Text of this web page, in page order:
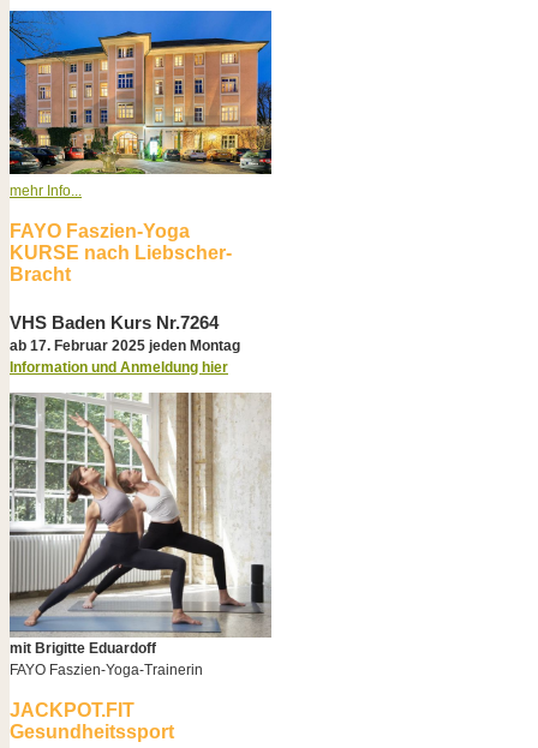
mehr Info...
FAYO Faszien-Yoga
KURSE nach Liebscher-
Bracht
VHS Baden Kurs Nr.7264
ab 17. Februar 2025 jeden Montag
Information und Anmeldung hier
mit Brigitte Eduardoff
FAYO Faszien-Yoga-Trainerin
JACKPOT.FIT
Gesundheitssport